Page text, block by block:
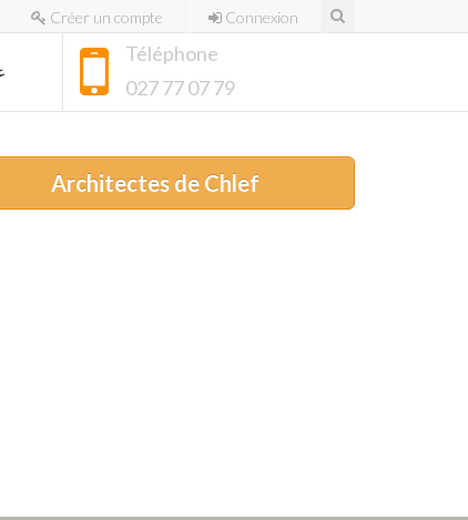
Créer un compte Connexion
Téléphone
027 77 07 79
Architectes de Chlef